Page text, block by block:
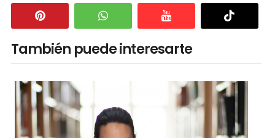
También puede interesarte